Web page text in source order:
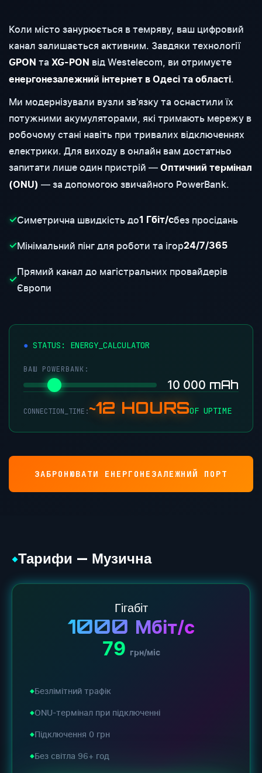
Коли місто занурюється в темряву, ваш цифровий
канал залишається активним. Завдяки технології
GPON та XG-PON від Westelecom, ви отримуєте
енергонезалежний інтернет в Одесі та області.
Ми модернізували вузли зв'язку та оснастили їх
потужними акумуляторами, які тримають мережу в
робочому стані навіть при тривалих відключеннях
електрики. Для виходу в онлайн вам достатньо
запитати лише один пристрій — Оптичний термінал
(ONU) — за допомогою звичайного PowerBank.
✓Симетрична швидкість до1 Гбіт/сбез просідань
✓Мінімальний пінг для роботи та ігор24/7/365
✓
Прямий канал до магістральних провайдерів
Європи
● STATUS: ENERGY_CALCULATOR
ВАШ POWERBANK:
10 000 mAh
CONNECTION_TIME:~12 HOURSOF UPTIME
ЗАБРОНЮВАТИ ЕНЕРГОНЕЗАЛЕЖНИЙ ПОРТ
◆Тарифи — Музична
Гігабіт
1000 Мбіт/с
79 грн/міс
Безлімітний трафік
ONU-термінал при підключенні
Підключення 0 грн
Без світла 96+ год